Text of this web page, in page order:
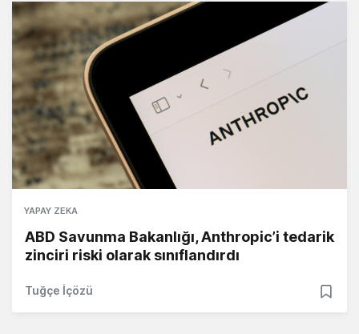
YAPAY ZEKA
ABD Savunma Bakanlığı, Anthropic’i tedarik
zinciri riski olarak sınıflandırdı
Tuğçe İçözü